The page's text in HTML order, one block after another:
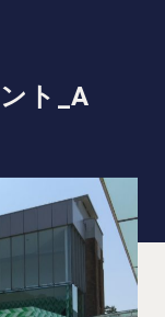
ト_A